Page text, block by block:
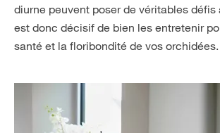
diurne peuvent poser de véritables défis
est donc décisif de bien les entretenir
santé et la floribondité de vos orchidées.